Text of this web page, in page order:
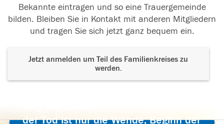
Bekannte eintragen und so eine Trauergemeinde
bilden. Bleiben Sie in Kontakt mit anderen Mitgliedern
und tragen Sie sich jetzt ganz bequem ein.
Jetzt anmelden um Teil des Familienkreises zu
werden.
der Tod ist nur die Wende, Beginn der